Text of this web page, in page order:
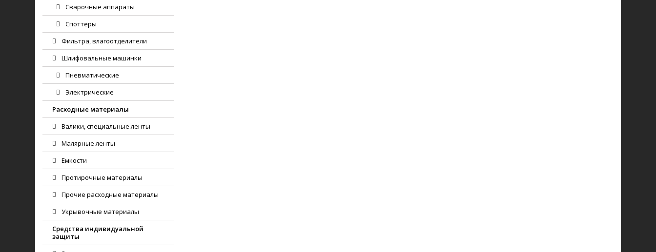
Сварочные аппараты
Споттеры
Фильтра, влагоотделители
Шлифовальные машинки
Пневматические
Электрические
Расходные материалы
Валики, специальные ленты
Малярные ленты
Емкости
Протирочные материалы
Прочие расходные материалы
Укрывочные материалы
Средства индивидуальной
защиты